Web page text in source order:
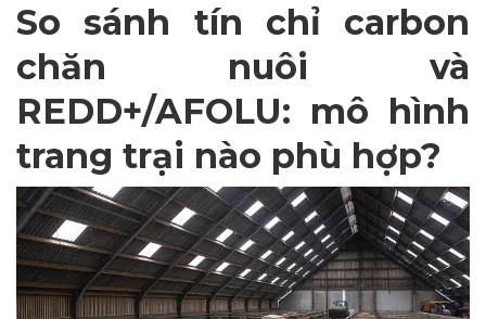
So sánh tín chỉ carbon
chăn nuôi và
REDD+/AFOLU: mô hình
trang trại nào phù hợp?